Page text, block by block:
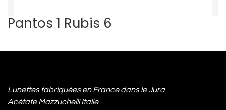
Pantos 1 Rubis 6
Lunettes fabriquées en France dans le Jura
Acétate Mazzuchelli Italie